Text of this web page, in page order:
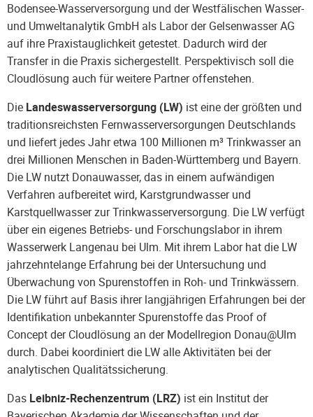
Bodensee-Wasserversorgung und der Westfälischen Wasser-
und Umweltanalytik GmbH als Labor der Gelsenwasser AG
auf ihre Praxistauglichkeit getestet. Dadurch wird der
Transfer in die Praxis sichergestellt. Perspektivisch soll die
Cloudlösung auch für weitere Partner offenstehen.
Die Landeswasserversorgung (LW) ist eine der größten und
traditionsreichsten Fernwasserversorgungen Deutschlands
und liefert jedes Jahr etwa 100 Millionen m³ Trinkwasser an
drei Millionen Menschen in Baden-Württemberg und Bayern.
Die LW nutzt Donauwasser, das in einem aufwändigen
Verfahren aufbereitet wird, Karstgrundwasser und
Karstquellwasser zur Trinkwasserversorgung. Die LW verfügt
über ein eigenes Betriebs- und Forschungslabor in ihrem
Wasserwerk Langenau bei Ulm. Mit ihrem Labor hat die LW
jahrzehntelange Erfahrung bei der Untersuchung und
Überwachung von Spurenstoffen in Roh- und Trinkwässern.
Die LW führt auf Basis ihrer langjährigen Erfahrungen bei der
Identifikation unbekannter Spurenstoffe das Proof of
Concept der Cloudlösung an der Modellregion Donau@Ulm
durch. Dabei koordiniert die LW alle Aktivitäten bei der
analytischen Qualitätssicherung.
Das Leibniz-Rechenzentrum (LRZ) ist ein Institut der